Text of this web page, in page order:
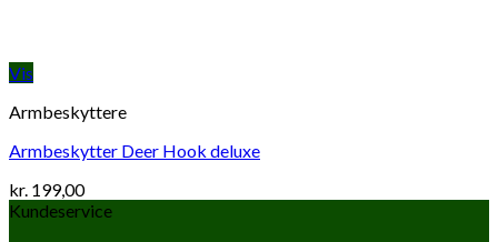
Vis
Armbeskyttere
Armbeskytter Deer Hook deluxe
kr. 199,00
Kundeservice